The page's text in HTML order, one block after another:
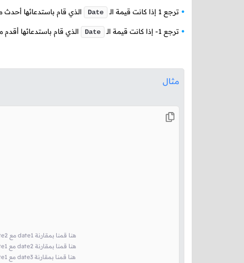
ترجع 1 إذا كانت قيمة الـ Date الذي قام باستدعائها أحدث
ترجع 1- إذا كانت قيمة الـ Date الذي قام باستدعائها أقدم
مثال
// date2 مع date1 هنا قمنا بمقارنة
// date1 مع date2 هنا قمنا بمقارنة
// date1 مع date3 هنا قمنا بمقارنة